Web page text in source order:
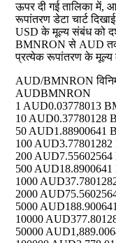
ऊपर दी गई तालिका
रूपांतरण डेटा चार्ट
USD के मूल्य संबंध को
BMNRON से AUD तक
प्रत्येक रूपांतरण के
AUD/BMNRON
AUDBMNRON
1 AUD0.03778013
10 AUD0.37780128
50 AUD1.88900641
100 AUD
200 AUD
500 AUD
1000 AUD
2000 AUD
5000 AUD
10000 AUD
50000 AUD